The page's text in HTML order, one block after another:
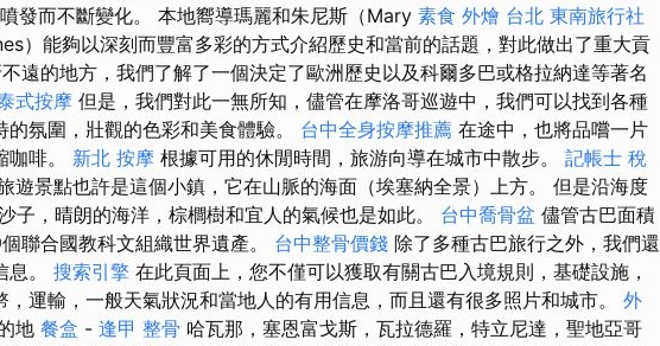
發而不斷變化。 本地嚮導瑪麗和朱尼斯（Mary 素食 外燴 台北 東南旅行社
）能夠以深刻而豐富多彩的方式介紹歷史和當前的話題，對此做出了重大貢
遠的地方，我們了解了一個決定了歐洲歷史以及科爾多巴或格拉納達等著名
式按摩 但是，我們對此一無所知，儘管在摩洛哥巡遊中，我們可以找到各種
氛圍，壯觀的色彩和美食體驗。 台中全身按摩推薦 在途中，也將品嚐一片
啡。 新北 按摩 根據可用的休閒時間，旅游向導在城市中散步。 記帳士 稅
遊景點也許是這個小鎮，它在山脈的海面（埃塞納全景）上方。 但是沿海度
子，晴朗的海洋，棕櫚樹和宜人的氣候也是如此。 台中喬骨盆 儘管古巴面積
聯合國教科文組織世界遺產。 台中整骨價錢 除了多種古巴旅行之外，我們還
。 搜索引擎 在此頁面上，您不僅可以獲取有關古巴入境規則，基礎設施，
運輸，一般天氣狀況和當地人的有用信息，而且還有很多照片和城市。 外
地 餐盒 - 逢甲 整骨 哈瓦那，塞恩富戈斯，瓦拉德羅，特立尼達，聖地亞哥